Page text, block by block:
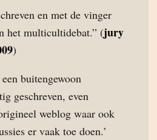
en met de vinger
het multicultidebat.” (jury
)
buitengewoon
geschreven, even
weblog waar ook
er vaak toe doen.’